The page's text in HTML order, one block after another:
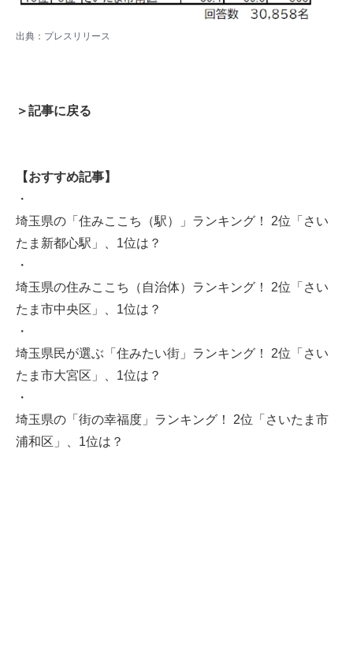
出典：プレスリリース
＞記事に戻る
【おすすめ記事】
・
埼玉県の「住みここち（駅）」ランキング！ 2位「さい
たま新都心駅」、1位は？
・
埼玉県の住みここち（自治体）ランキング！ 2位「さい
たま市中央区」、1位は？
・
埼玉県民が選ぶ「住みたい街」ランキング！ 2位「さい
たま市大宮区」、1位は？
・
埼玉県の「街の幸福度」ランキング！ 2位「さいたま市
浦和区」、1位は？